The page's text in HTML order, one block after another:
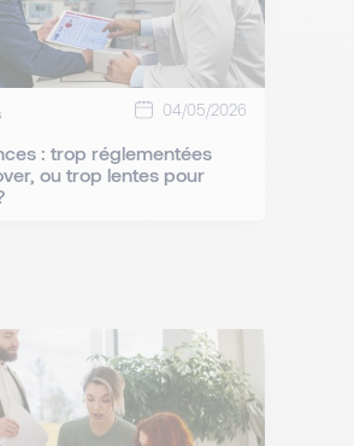
04/05/2026
: trop réglementées
ou trop lentes pour